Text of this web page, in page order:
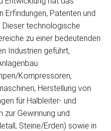
Erfindungen, Patenten und
technologische
zu einer bedeutenden
Industrien geführt,
Kompressoren,
Herstellung von
für Halbleiter- und
zur Gewinnung und
Steine/Erden) sowie in